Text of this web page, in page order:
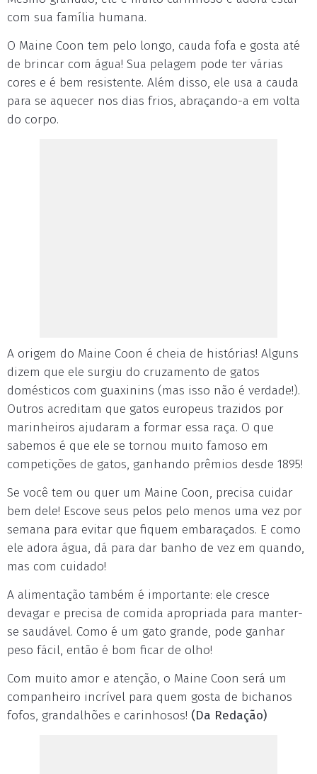
com sua família humana.
O Maine Coon tem pelo longo, cauda fofa e gosta até
de brincar com água! Sua pelagem pode ter várias
cores e é bem resistente. Além disso, ele usa a cauda
para se aquecer nos dias frios, abraçando-a em volta
do corpo.
A origem do Maine Coon é cheia de histórias! Alguns
dizem que ele surgiu do cruzamento de gatos
domésticos com guaxinins (mas isso não é verdade!).
Outros acreditam que gatos europeus trazidos por
marinheiros ajudaram a formar essa raça. O que
sabemos é que ele se tornou muito famoso em
competições de gatos, ganhando prêmios desde 1895!
Se você tem ou quer um Maine Coon, precisa cuidar
bem dele! Escove seus pelos pelo menos uma vez por
semana para evitar que fiquem embaraçados. E como
ele adora água, dá para dar banho de vez em quando,
mas com cuidado!
A alimentação também é importante: ele cresce
devagar e precisa de comida apropriada para manter-
se saudável. Como é um gato grande, pode ganhar
peso fácil, então é bom ficar de olho!
Com muito amor e atenção, o Maine Coon será um
companheiro incrível para quem gosta de bichanos
fofos, grandalhões e carinhosos! (Da Redação)